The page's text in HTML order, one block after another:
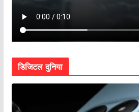
डिजिटल दुनिया